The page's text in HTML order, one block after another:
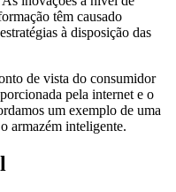
têm causado
à disposição das
de vista do consumidor
pela internet e o
um exemplo de uma
armazém inteligente.